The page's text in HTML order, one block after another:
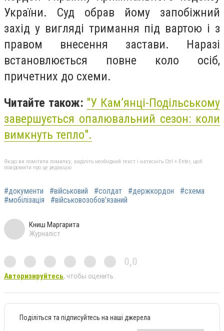
України. Суд обрав йому запобіжний
захід у вигляді тримання під вартою і з
правом внесення застави. Наразі
встановлюється повне коло осіб,
причетних до схеми.
Читайте також: "У Кам’янці-Подільському
завершується опалювальний сезон: коли
вимкнуть тепло".
Якщо ви помітили помилку, виділіть необхідний текст і натисніть Ctrl + Enter, щоб
повідомити про це редакцію
#документи #військовий #солдат #держкордон
#схема
#мобілізація
#військовозобов'язаний
Книш Маргарита
Журналіст
0,0
Авторизируйтесь, чтобы оценить
Поділіться та підписуйтесь на наші джерела